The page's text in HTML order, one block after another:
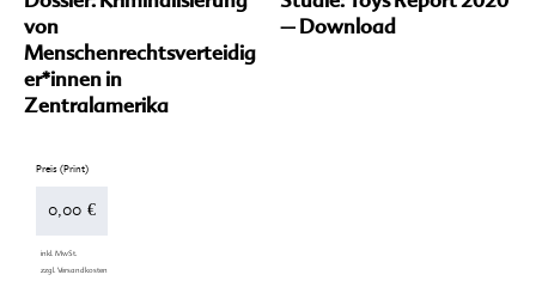
von
Menschenrechtsverteidig
er*innen in
Zentralamerika
0,00 €
inkl. MwSt.
zzgl. Versandkosten
– Download